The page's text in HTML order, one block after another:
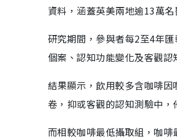
資料，涵蓋英美兩地逾13萬
研究期間，參與者每2至4年
個案、認知功能變化及客觀
結果顯示，飲用較多含咖啡
卷，抑或客觀的認知測驗中
而相較咖啡最低攝取組，咖